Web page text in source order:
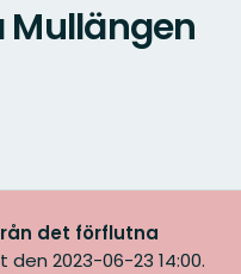
det förflutna
2023-06-23 14:00.